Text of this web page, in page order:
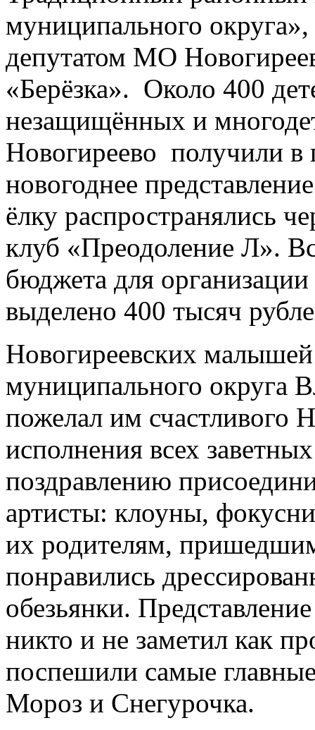
муниципального
депутатом МО
«Берёзка». Около 400
незащищённых и
Новогиреево получили в
новогоднее
ёлку распространялись
клуб «Преодоление Л».
бюджета для
выделено 400 тысяч
Новогиреевских малышей
муниципального округа
пожелал им счастливого
исполнения всех
поздравлению
артисты: клоуны,
их родителям,
понравились
обезьянки.
никто и не заметил как
поспешили самые
Мороз и Снегурочка.